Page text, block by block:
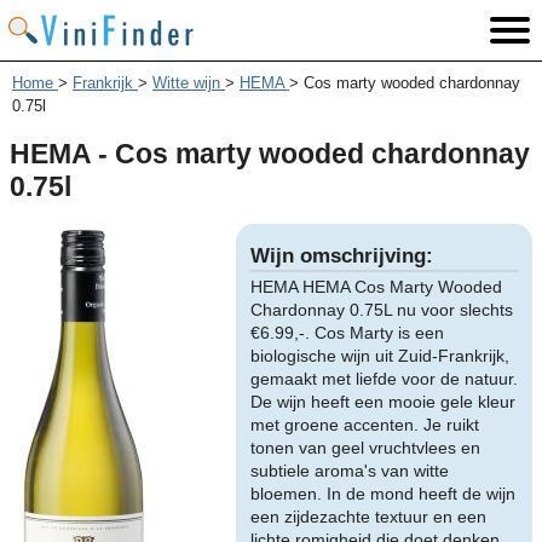
Home > Frankrijk > Witte wijn > HEMA > Cos marty wooded chardonnay
0.75l
HEMA - Cos marty wooded chardonnay
0.75l
Wijn omschrijving:
HEMA HEMA Cos Marty Wooded
Chardonnay 0.75L nu voor slechts
€6.99,-. Cos Marty is een
biologische wijn uit Zuid-Frankrijk,
gemaakt met liefde voor de natuur.
De wijn heeft een mooie gele kleur
met groene accenten. Je ruikt
tonen van geel vruchtvlees en
subtiele aroma's van witte
bloemen. In de mond heeft de wijn
een zijdezachte textuur en een